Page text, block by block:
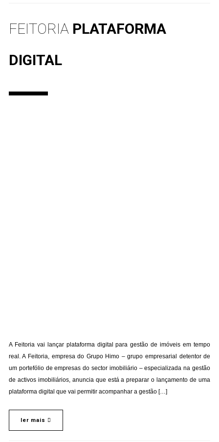
FEITORIA PLATAFORMA
DIGITAL
A Feitoria vai lançar plataforma digital para gestão de imóveis em tempo
real. A Feitoria, empresa do Grupo Himo – grupo empresarial detentor de
um portefólio de empresas do sector imobiliário – especializada na gestão
de activos imobiliários, anuncia que está a preparar o lançamento de uma
plataforma digital que vai permitir acompanhar a gestão […]
ler mais